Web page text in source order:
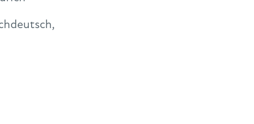
,